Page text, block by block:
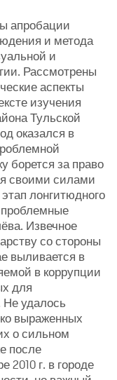
апробации
и метода
и
Рассмотрены
аспекты
изучения
Тульской
оказался в
борется за право
своими силами
лонгитюдного
проблемные
Извечное
со стороны
выливается в
в коррупции
для
удалось
выраженных
о сильном
после
2010 г. в городе